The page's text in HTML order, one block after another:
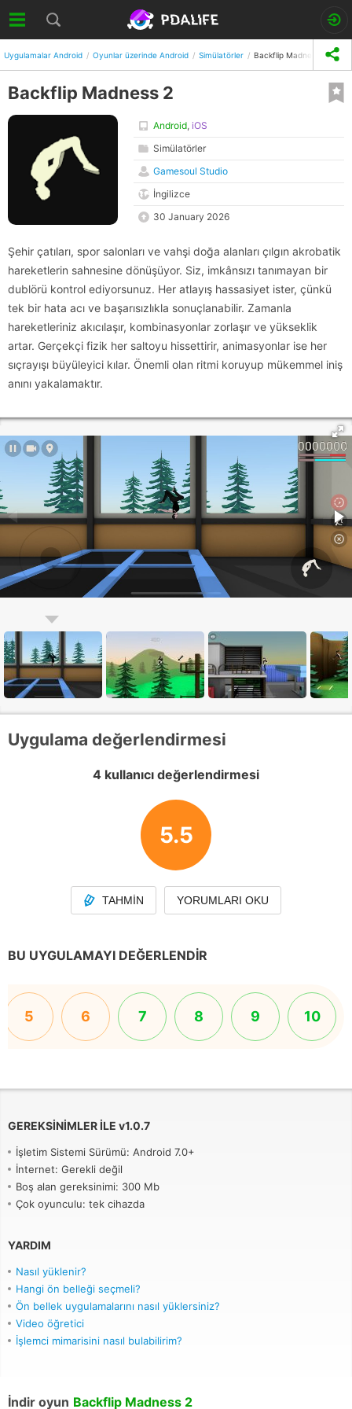
Uygulamalar Android Oyunlar üzerinde Android Simülatörler Backflip Madness 2
Backflip Madness 2
Android, iOS
Simülatörler
Gamesoul Studio
İngilizce
30 January 2026
Şehir çatıları, spor salonları ve vahşi doğa alanları çılgın akrobatik
hareketlerin sahnesine dönüşüyor. Siz, imkânsızı tanımayan bir
dublörü kontrol ediyorsunuz. Her atlayış hassasiyet ister, çünkü
tek bir hata acı ve başarısızlıkla sonuçlanabilir. Zamanla
hareketleriniz akıcılaşır, kombinasyonlar zorlaşır ve yükseklik
artar. Gerçekçi fizik her saltoyu hissettirir, animasyonlar ise her
sıçrayışı büyüleyici kılar. Önemli olan ritmi koruyup mükemmel iniş
anını yakalamaktır.
Uygulama değerlendirmesi
4 kullanıcı değerlendirmesi
5.5
TAHMIN YORUMLARI OKU
BU UYGULAMAYI DEĞERLENDIR
5 6 7 8 9 10
GEREKSINIMLER ILE v1.0.7
İşletim Sistemi Sürümü: Android 7.0+
İnternet: Gerekli değil
Boş alan gereksinimi: 300 Mb
Çok oyunculu: tek cihazda
YARDIM
Nasıl yüklenir?
Hangi ön belleği seçmeli?
Ön bellek uygulamalarını nasıl yüklersiniz?
Video öğretici
İşlemci mimarisini nasıl bulabilirim?
İndir oyun Backflip Madness 2